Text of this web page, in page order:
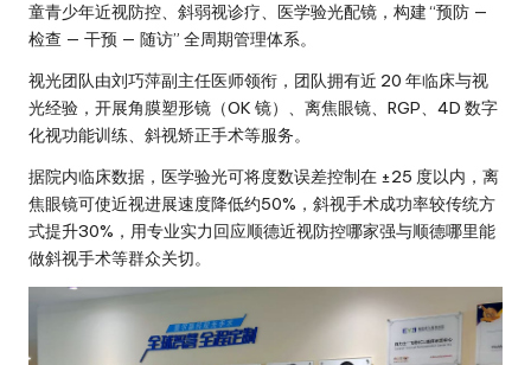
童青少年近视防控、斜弱视诊疗、医学验光配镜，构建 “预防 —
检查 — 干预 — 随访” 全周期管理体系。
视光团队由刘巧萍副主任医师领衔，团队拥有近 20 年临床与视
光经验，开展角膜塑形镜（OK 镜）、离焦眼镜、RGP、4D 数字
化视功能训练、斜视矫正手术等服务。
据院内临床数据，医学验光可将度数误差控制在 ±25 度以内，离
焦眼镜可使近视进展速度降低约50%，斜视手术成功率较传统方
式提升30%，用专业实力回应顺德近视防控哪家强与顺德哪里能
做斜视手术等群众关切。